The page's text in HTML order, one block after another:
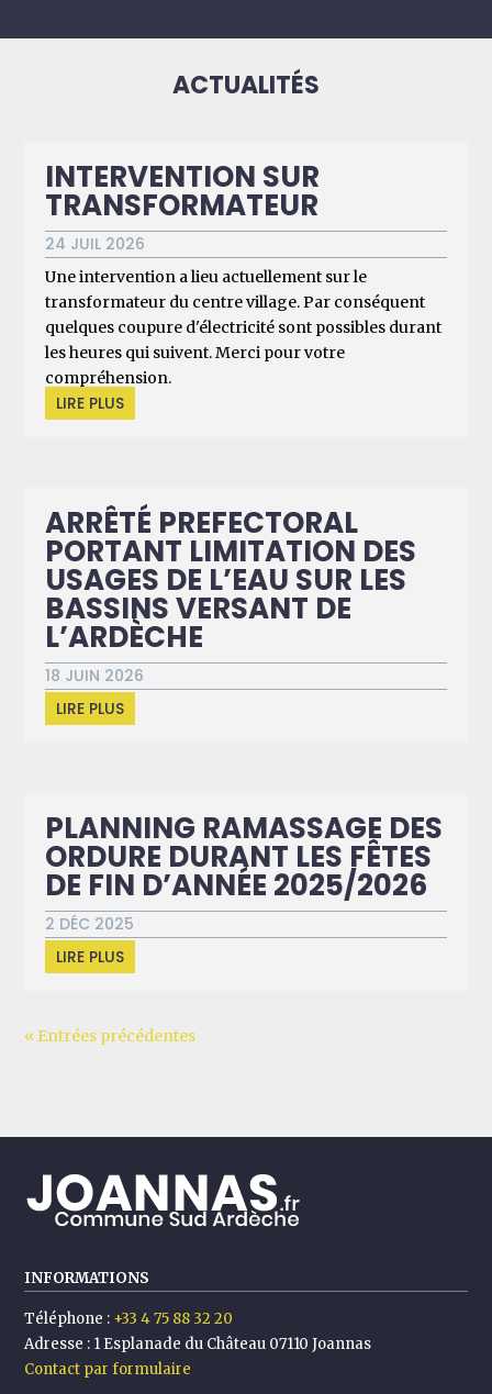
ACTUALITÉS
INTERVENTION SUR
TRANSFORMATEUR
24 JUIL 2026
Une intervention a lieu actuellement sur le
transformateur du centre village. Par conséquent
quelques coupure d'électricité sont possibles durant
les heures qui suivent. Merci pour votre
compréhension.
LIRE PLUS
ARRÊTÉ PREFECTORAL
PORTANT LIMITATION DES
USAGES DE L’EAU SUR LES
BASSINS VERSANT DE
L’ARDÈCHE
18 JUIN 2026
LIRE PLUS
PLANNING RAMASSAGE DES
ORDURE DURANT LES FÊTES
DE FIN D’ANNÉE 2025/2026
2 DÉC 2025
LIRE PLUS
« Entrées précédentes
INFORMATIONS
Téléphone : +33 4 75 88 32 20
Adresse : 1 Esplanade du Château 07110 Joannas
Contact par formulaire